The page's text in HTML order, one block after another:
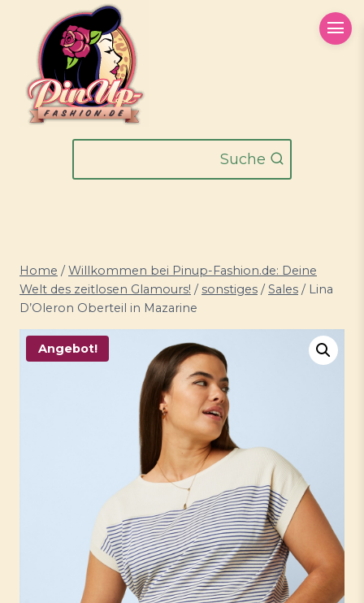
springen
Suche
Home / Willkommen bei Pinup-Fashion.de: Deine
Welt des zeitlosen Glamours! / sonstiges / Sales / Lina
D’Oleron Oberteil in Mazarine
Angebot!